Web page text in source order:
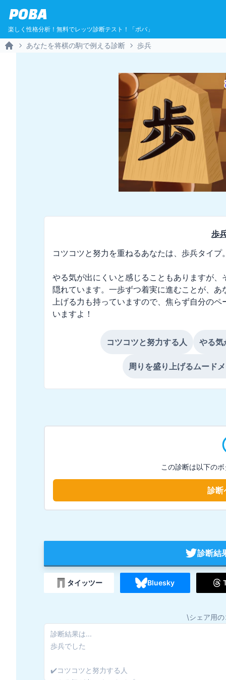
POBA
楽しく性格分析！無料でレッツ診断テスト！「ポバ」
あなたを将棋の駒で例える診断 歩兵
歩
コツコツと努力を重ねるあなたは、歩兵タイプ。
やる気が出にくいと感じることもありますが
隠れています。一歩ずつ着実に進むことが、
上げる力も持っていますので、焦らず自分の
いますよ！
コツコツと努力する人 やる気
周りを盛り上げるムード
この診断は以下の
診断
診断結
タイッツー Bluesky
\シェア用